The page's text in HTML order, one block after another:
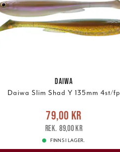
DAIWA
Daiwa Slim Shad Y 135mm 4st/fp
Nuvarande pris:79,00 kr
pris:89,00 kr
79,00 kr
89,00 kr
FINNS I LAGER.